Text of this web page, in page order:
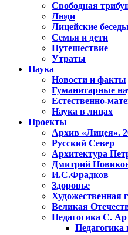
Свободная
Люди
Лицейские беседы
Семья и дети
Путешествие
Утраты
Наука
Новости и факты
Гуманитарные
Естественно-
Наука в лицах
Проекты
Архив «Лицея».
Русский Север
Архитектура
Дмитрий
И.С.Фрадков
Здоровье
Художественная
Великая
Педагогика С.